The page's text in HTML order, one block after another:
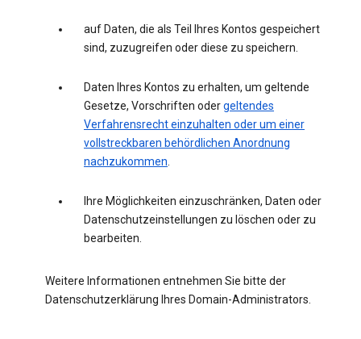
auf Daten, die als Teil Ihres Kontos gespeichert
sind, zuzugreifen oder diese zu speichern.
Daten Ihres Kontos zu erhalten, um geltende
Gesetze, Vorschriften odergeltendes
Verfahrensrecht einzuhalten oder um einer
vollstreckbaren behördlichen Anordnung
nachzukommen.
Ihre Möglichkeiten einzuschränken, Daten oder
Datenschutzeinstellungen zu löschen oder zu
bearbeiten.
Weitere Informationen entnehmen Sie bitte der
Datenschutzerklärung Ihres Domain-Administrators.